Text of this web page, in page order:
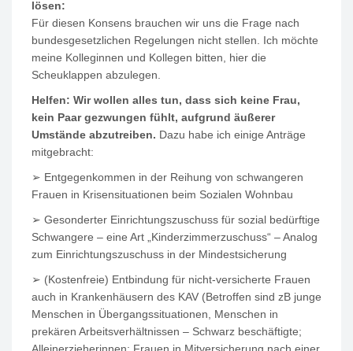
lösen:
Für diesen Konsens brauchen wir uns die Frage nach
bundesgesetzlichen Regelungen nicht stellen. Ich möchte
meine Kolleginnen und Kollegen bitten, hier die
Scheuklappen abzulegen.
Helfen: Wir wollen alles tun, dass sich keine Frau,
kein Paar gezwungen fühlt, aufgrund äußerer
Umstände abzutreiben. Dazu habe ich einige Anträge
mitgebracht:
➢ Entgegenkommen in der Reihung von schwangeren
Frauen in Krisensituationen beim Sozialen Wohnbau
➢ Gesonderter Einrichtungszuschuss für sozial bedürftige
Schwangere – eine Art „Kinderzimmerzuschuss“ – Analog
zum Einrichtungszuschuss in der Mindestsicherung
➢ (Kostenfreie) Entbindung für nicht-versicherte Frauen
auch in Krankenhäusern des KAV (Betroffen sind zB junge
Menschen in Übergangssituationen, Menschen in
prekären Arbeitsverhältnissen – Schwarz beschäftigte;